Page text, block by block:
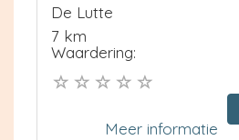
De Lutte
7 km
Waardering:
Meer informatie